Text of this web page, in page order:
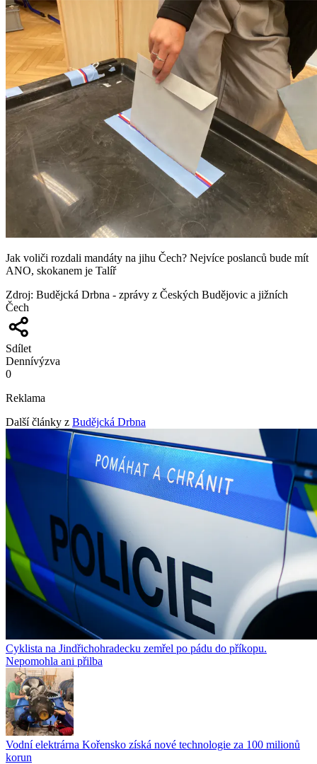
Jak voliči rozdali mandáty na jihu Čech? Nejvíce poslanců bude mít
ANO, skokanem je Talíř
Zdroj: Budějcká Drbna - zprávy z Českých Budějovic a jižních
Čech
Sdílet
Dennívýzva
0
Reklama
Další články z Budějcká Drbna
Cyklista na Jindřichohradecku zemřel po pádu do příkopu.
Nepomohla ani přilba
Vodní elektrárna Kořensko získá nové technologie za 100 milionů
korun